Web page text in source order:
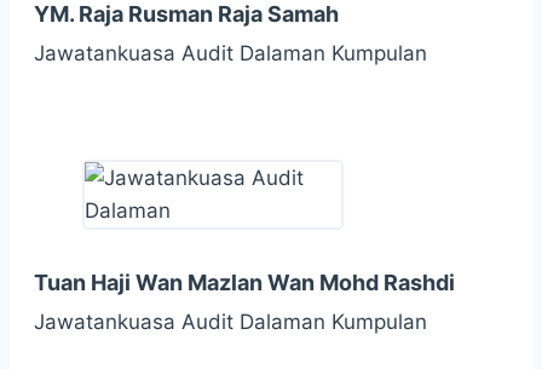
YM. Raja Rusman Raja Samah
Jawatankuasa Audit Dalaman Kumpulan
Tuan Haji Wan Mazlan Wan Mohd Rashdi
Jawatankuasa Audit Dalaman Kumpulan